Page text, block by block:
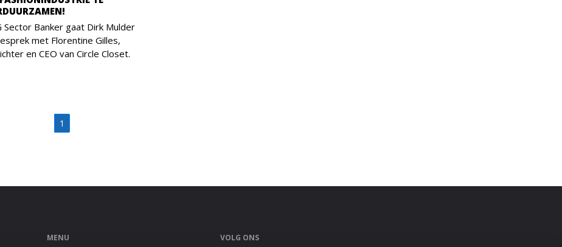
Sector Banker gaat Dirk Mulder
met Florentine Gilles,
en CEO van Circle Closet.
1
MENU VOLG ONS